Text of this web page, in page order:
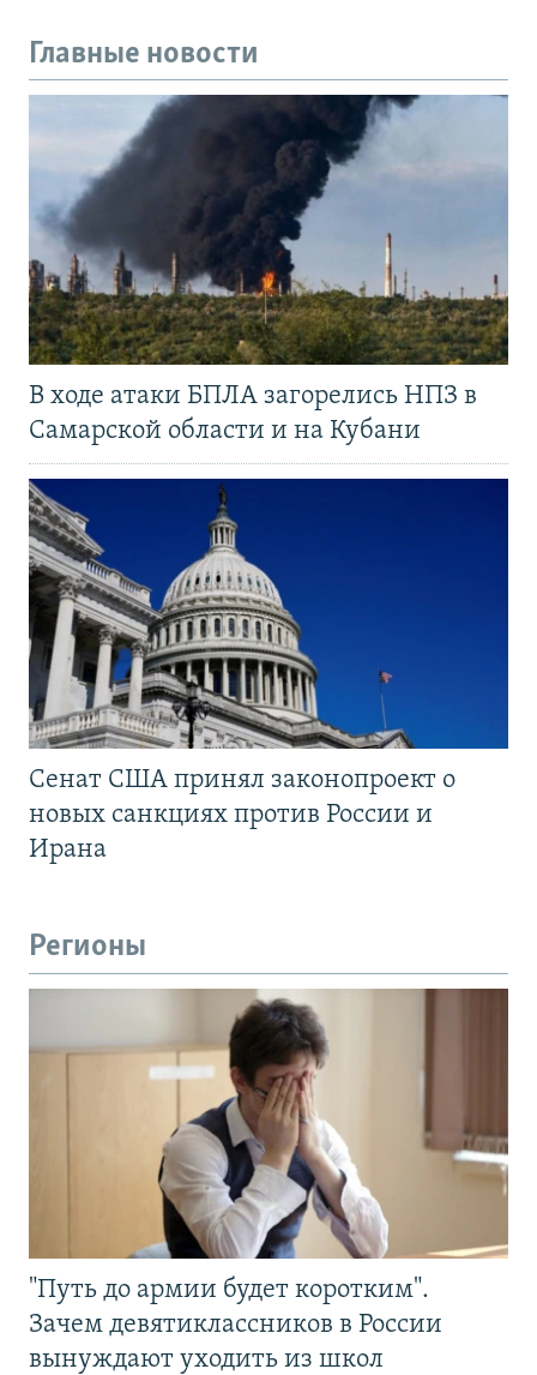
Главные новости
В ходе атаки БПЛА загорелись НПЗ в
Самарской области и на Кубани
Сенат США принял законопроект о
новых санкциях против России и
Ирана
Регионы
"Путь до армии будет коротким".
Зачем девятиклассников в России
вынуждают уходить из школ